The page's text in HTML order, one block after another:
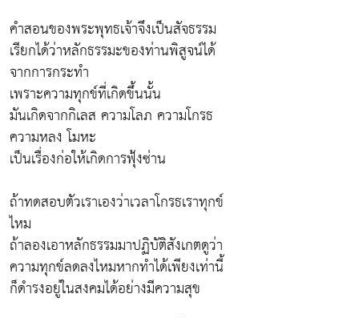
คำสอนของพระพุทธเจ้าจึงเป็นสัจธรรม
เรียกได้ว่าหลักธรรมะของท่านพิสูจน์ได้
จากการกระทำ
เพราะความทุกข์ที่เกิดขึ้นนั้น
มันเกิดจากกิเลส ความโลภ ความโกรธ
ความหลง โมหะ
เป็นเรื่องก่อให้เกิดการฟุ้งซ่าน
ถ้าทดสอบตัวเราเองว่าเวลาโกรธเราทุกข์
ไหม
ถ้าลองเอาหลักธรรมมาปฏิบัติสังเกตดูว่า
ความทุกข์ลดลงไหมหากทำได้เพียงเท่านี้
ก็ดำรงอยู่ในสงคมได้อย่างมีความสุข